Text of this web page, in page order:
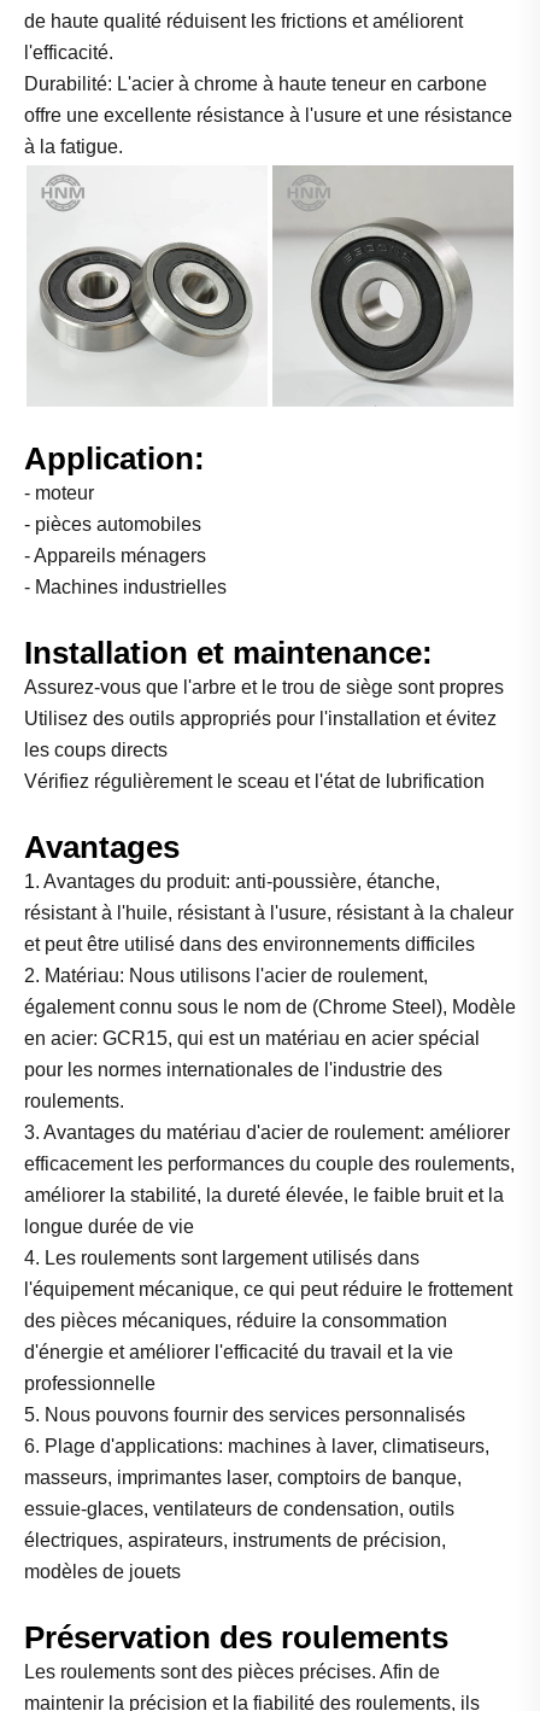
de haute qualité réduisent les frictions et améliorent
l'efficacité.
Durabilité: L'acier à chrome à haute teneur en carbone
offre une excellente résistance à l'usure et une résistance
à la fatigue.
Application:
- moteur
- pièces automobiles
- Appareils ménagers
- Machines industrielles
Installation et maintenance:
Assurez-vous que l'arbre et le trou de siège sont propres
Utilisez des outils appropriés pour l'installation et évitez
les coups directs
Vérifiez régulièrement le sceau et l'état de lubrification
Avantages
1. Avantages du produit: anti-poussière, étanche,
résistant à l'huile, résistant à l'usure, résistant à la chaleur
et peut être utilisé dans des environnements difficiles
2. Matériau: Nous utilisons l'acier de roulement,
également connu sous le nom de (Chrome Steel), Modèle
en acier: GCR15, qui est un matériau en acier spécial
pour les normes internationales de l'industrie des
roulements.
3. Avantages du matériau d'acier de roulement: améliorer
efficacement les performances du couple des roulements,
améliorer la stabilité, la dureté élevée, le faible bruit et la
longue durée de vie
4. Les roulements sont largement utilisés dans
l'équipement mécanique, ce qui peut réduire le frottement
des pièces mécaniques, réduire la consommation
d'énergie et améliorer l'efficacité du travail et la vie
professionnelle
5. Nous pouvons fournir des services personnalisés
6. Plage d'applications: machines à laver, climatiseurs,
masseurs, imprimantes laser, comptoirs de banque,
essuie-glaces, ventilateurs de condensation, outils
électriques, aspirateurs, instruments de précision,
modèles de jouets
Préservation des roulements
Les roulements sont des pièces précises. Afin de
maintenir la précision et la fiabilité des roulements, ils